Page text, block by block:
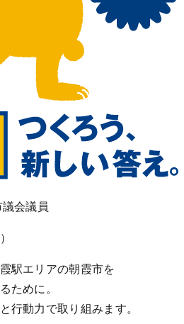
会議員
駅エリアの朝霞市を
ために。
行動力で取り組みます。